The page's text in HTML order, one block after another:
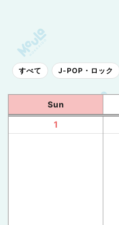
すべて J-POP・ロック
Sun
1